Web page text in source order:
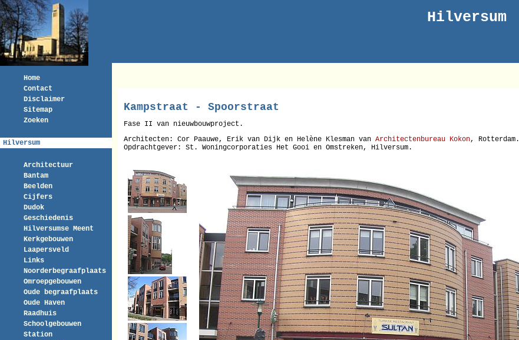
Hilversum
Home
Contact
Disclaimer
Sitemap
Zoeken
Hilversum
Architectuur
Bantam
Beelden
Cijfers
Dudok
Geschiedenis
Hilversumse Meent
Kerkgebouwen
Laapersveld
Links
Noorderbegraafplaats
Omroepgebouwen
Oude begraafplaats
Oude Haven
Raadhuis
Schoolgebouwen
Station
Kampstraat - Spoorstraat
Fase II van nieuwbouwproject.
Architecten: Cor Paauwe, Erik van Dijk en Helène Klesman van Architectenbureau Kokon, Rotterdam.
Opdrachtgever: St. Woningcorporaties Het Gooi en Omstreken, Hilversum.